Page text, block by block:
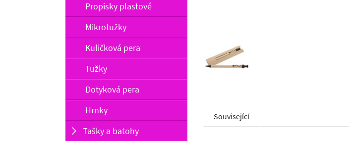
Propisky plastové
Mikrotužky
Kuličková pera
Tužky
Dotyková pera
Hrnky
Tašky a batohy
Související